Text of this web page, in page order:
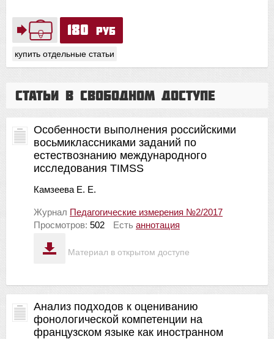
180 руб
купить отдельные статьи
Статьи в свободном доступе
Материал в открытом доступе
Особенности выполнения российскими
восьмиклассниками заданий по
естествознанию международного
исследования TIMSS
Камзеева Е. Е.
Журнал Педагогические измерения №2/2017
Просмотров: 502 Есть аннотация
Анализ подходов к оцениванию
фонологической компетенции на
французском языке как иностранном